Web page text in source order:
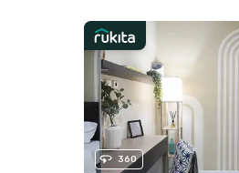
360